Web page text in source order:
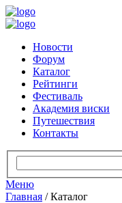
Новости
Форум
Каталог
Рейтинги
Фестиваль
Академия виски
Путешествия
Контакты
Меню
Главная /Каталог